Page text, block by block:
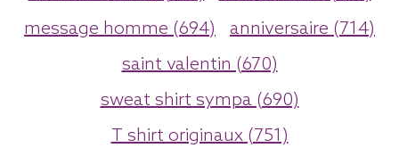
message homme (694)
anniversaire (714)
saint valentin (670)
sweat shirt sympa (690)
T shirt originaux (751)